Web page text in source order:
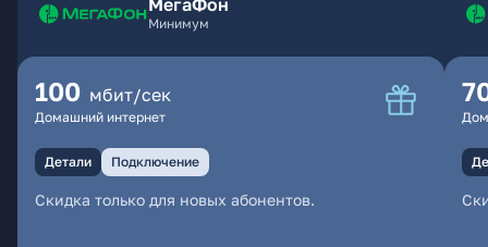
МегаФон
Минимум
100 мбит/сек
Домашний интернет
Детали Подключение
Скидка только для новых абонентов.